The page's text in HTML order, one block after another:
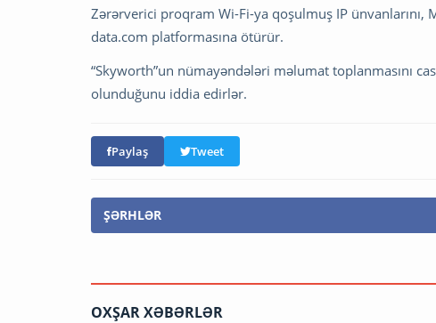
Zərərverici proqram Wi-Fi-ya qoşulmuş IP ünvanlarını,
data.com platformasına ötürür.
“Skyworth”un nümayəndələri məlumat toplanmasını
olunduğunu iddia edirlər.
Paylaş Tweet
ŞƏRHLƏR
OXŞAR XƏBƏRLƏR